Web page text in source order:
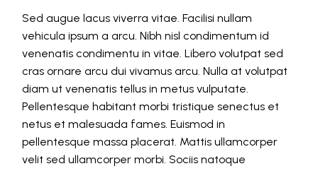
Sed augue lacus viverra vitae. Facilisi nullam
vehicula ipsum a arcu. Nibh nisl condimentum id
venenatis condimentu in vitae. Libero volutpat sed
cras ornare arcu dui vivamus arcu. Nulla at volutpat
diam ut venenatis tellus in metus vulputate.
Pellentesque habitant morbi tristique senectus et
netus et malesuada fames. Euismod in
pellentesque massa placerat. Mattis ullamcorper
velit sed ullamcorper morbi. Sociis natoque